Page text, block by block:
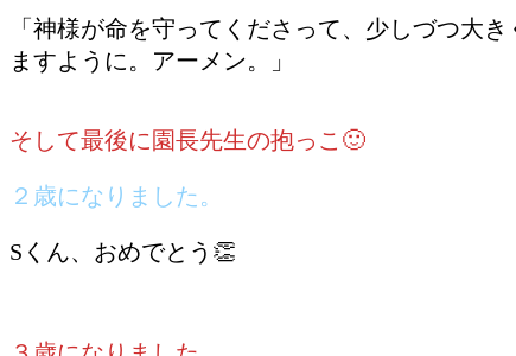
「神様が命を守ってくださって、少しづつ大
ますように。アーメン。」
そして最後に園長先生の抱っこ🙂
２歳になりました。
Sくん、おめでとう👏